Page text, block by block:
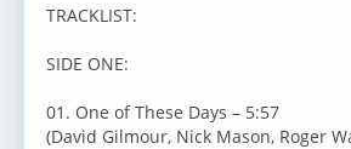
TRACKLIST:
SIDE ONE:
01. One of These Days – 5:57
(David Gilmour, Nick Mason, Roger